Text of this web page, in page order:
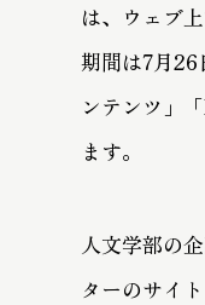
は、ウェブ
期間は7月26
ンテンツ」
ます。
人文学部の
ターのサイ